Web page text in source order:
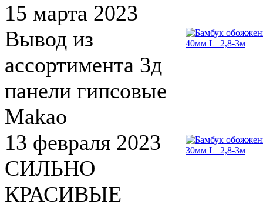
15 марта 2023
Вывод из
ассортимента 3д
панели гипсовые
Makao
13 февраля 2023
СИЛЬНО
КРАСИВЫЕ